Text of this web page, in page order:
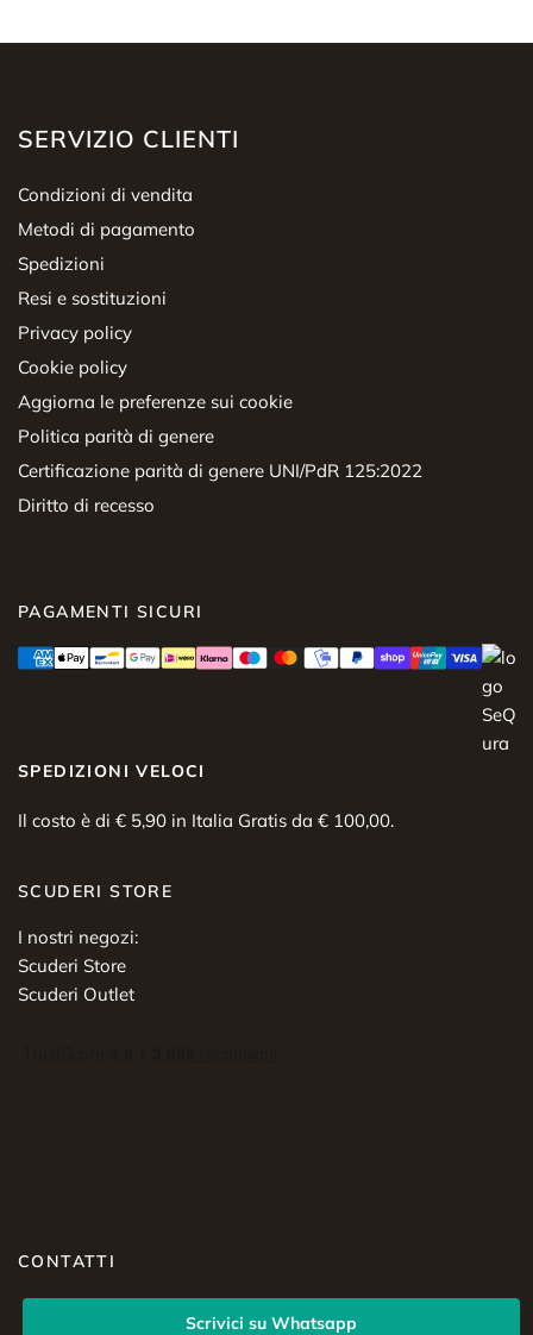
SERVIZIO CLIENTI
Condizioni di vendita
Metodi di pagamento
Spedizioni
Resi e sostituzioni
Privacy policy
Cookie policy
Aggiorna le preferenze sui cookie
Politica parità di genere
Certificazione parità di genere UNI/PdR 125:2022
Diritto di recesso
PAGAMENTI SICURI
SPEDIZIONI VELOCI
Il costo è di € 5,90 in Italia Gratis da € 100,00.
SCUDERI STORE
I nostri negozi:
Scuderi Store
Scuderi Outlet
CONTATTI
Scrivici su Whatsapp